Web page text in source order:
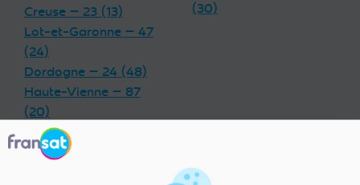
Creuse — 23 (13)
Lot-et-Garonne — 47
(24)
Dordogne — 24 (48)
Haute-Vienne — 87
(20)
Charente — 16 (32)
Landes — 40 (33)
(30)